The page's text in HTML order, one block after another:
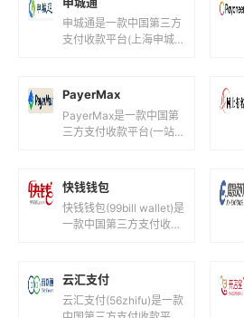
申城通是一款中国第三方
支付收款平台(上海申城
货币之间的电子支付、转
账和汇款服...
PayerMax
PayerMax是一款中国第
三方支付收款平台(一站
等国际主流货币之间的电
子...
快钱钱包
快钱钱包(99bill wallet)是
一款中国第三方支付收款
等国际主流货币之...
云汇支付
云汇支付(56zhifu)是一款